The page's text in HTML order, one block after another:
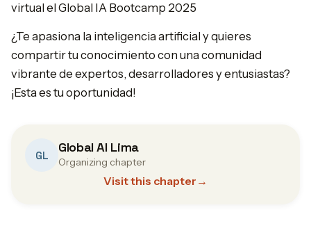
virtual el Global IA Bootcamp 2025
¿Te apasiona la inteligencia artificial y quieres
compartir tu conocimiento con una comunidad
vibrante de expertos, desarrolladores y entusiastas?
¡Esta es tu oportunidad!
GL Global AI Lima
Organizing chapter
Visit this chapter →